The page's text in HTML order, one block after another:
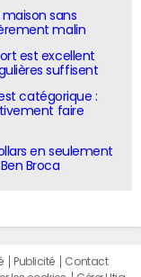
sans
malin
est excellent
suffisent
catégorique :
faire
en seulement
Broca
Publicité
Contact